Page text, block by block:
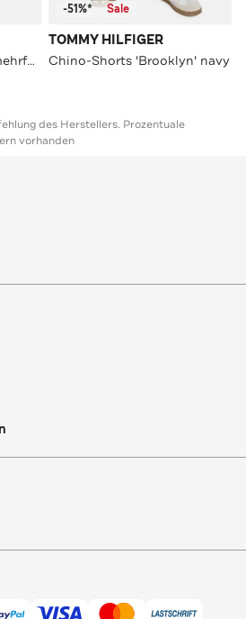
T-Shirt 'NkbDf Prcsn' mehrfarbig
-51%* Sale
TOMMY HILFIGER
Chino-Shorts 'Brooklyn' navy
des Herstellers. Prozentuale
vorhanden